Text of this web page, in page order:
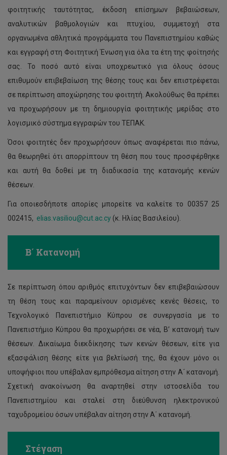
φοιτητικής ταυτότητας, έκδοση επίσημων βεβαιώσεων,
αναλυτικών βαθμολογιών και πτυχίου, συμμετοχή στα
οργανωμένα αθλητικά προγράμματα του Πανεπιστημίου καθώς
και εγγραφή στη Φοιτητική Ένωση για όλα τα έτη της φοίτησής
σας. Το ποσό αυτό είναι υποχρεωτικό για όλους όσους
επιθυμούν επιβεβαίωση της θέσης τους και δεν επιστρέφεται
σε περίπτωση αποχώρησης του φοιτητή. Ακολούθως θα πρέπει
να προχωρήσουν με τη δημιουργία φοιτητικής μερίδας στο
λογισμικό σύστημα εγγραφών του ΤΕΠΑΚ.
Όσοι φοιτητές δεν προχωρήσουν όπως αναφέρεται πιο πάνω,
θα θεωρηθεί ότι απορρίπτουν τη θέση που τους προσφέρθηκε
και αυτή θα δοθεί με τη διαδικασία της κατανομής κενών
θέσεων.
Για οποιεσδήποτε απορίες μπορείτε να καλείτε το 00357 25
002415, elias.vasiliou@cut.ac.cy (κ. Ηλίας Βασιλείου).
Β΄ Κατανομή
Σε περίπτωση όπου αριθμός επιτυχόντων δεν επιβεβαιώσουν
τη θέση τους και παραμείνουν ορισμένες κενές θέσεις, το
Τεχνολογικό Πανεπιστήμιο Κύπρου σε συνεργασία με το
Πανεπιστήμιο Κύπρου θα προχωρήσει σε νέα, Β’ κατανομή των
θέσεων. Δικαίωμα διεκδίκησης των κενών θέσεων, είτε για
εξασφάλιση θέσης είτε για βελτίωσή της, θα έχουν μόνο οι
υποψήφιοι που υπέβαλαν εμπρόθεσμα αίτηση στην Α´ κατανομή.
Σχετική ανακοίνωση θα αναρτηθεί στην ιστοσελίδα του
Πανεπιστημίου και σταλεί στη διεύθυνση ηλεκτρονικού
ταχυδρομείου όσων υπέβαλαν αίτηση στην Α΄ κατανομή.
Στέγαση